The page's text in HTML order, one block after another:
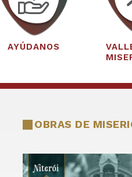
AYÚDANOS
OBRAS DE